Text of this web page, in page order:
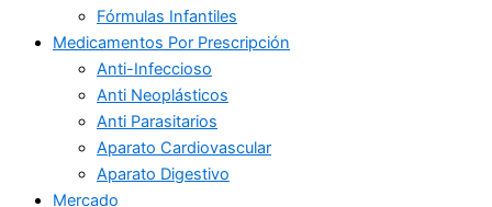
Fórmulas Infantiles
Medicamentos Por Prescripción
Anti-Infeccioso
Anti Neoplásticos
Anti Parasitarios
Aparato Cardiovascular
Aparato Digestivo
Mercado